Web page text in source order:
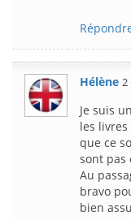
Hélène 2
Je suis
les
que ce
sont pas
Au
bravo
bien